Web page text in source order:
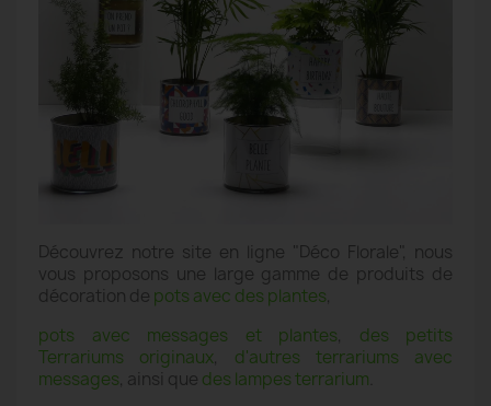
Découvrez notre site en ligne "Déco Florale", nous
vous proposons une large gamme de produits de
décoration de pots avec des plantes,
pots avec messages et plantes, des petits
Terrariums originaux, d'autres terrariums avec
messages, ainsi que des lampes terrarium